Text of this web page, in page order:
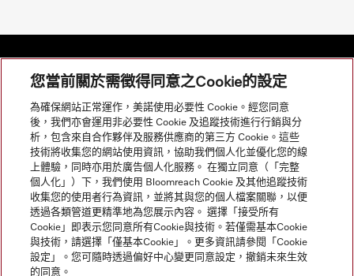
網站導航
服務
您當前關於需徵得同意之Cookie的設定
為確保網站正常運作，美諾使用必要性 Cookie。經您同意
後，我們亦會運用非必要性 Cookie 及追蹤技術進行行銷與分
析，包含來自合作夥伴及服務供應商的第三方 Cookie。這些
技術將收集您的網站使用資訊，協助我們個人化並優化您的線
上體驗，同時亦用於廣告個人化服務。 在獨立同意（「完整
個人化」）下，我們使用 Bloomreach Cookie 及其他追蹤技術
收集您的使用者行為資訊，並將其與您的個人檔案關聯，以便
透過各類管道更精準地為您展示內容。 選擇「接受所有
Cookie」即表示您同意所有Cookie與技術。若僅需基本Cookie
與技術，請選擇「僅基本Cookie」。更多資訊請參閱「Cookie
設定」。您可隨時透過偏好中心變更同意設定，撤銷未來生效
的同意。